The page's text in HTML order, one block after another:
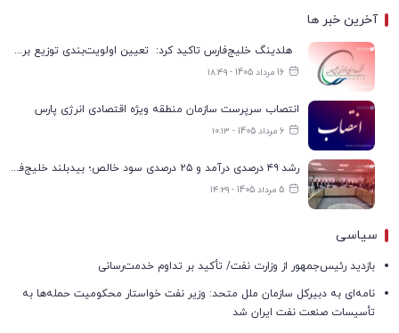
آخرین خبر ها
هلدینگ خلیج‌فارس تاکید کرد: تعیین اولویت‌بندی توزیع برق پتروشیمی‌ها، صرفا با شرکت ملی صنایع پتروشیمی ایران است
16 مرداد 1405 - ۱۸:۴۹
انتصاب سرپرست سازمان منطقه ویژه اقتصادی انرژی پارس
6 مرداد 1405 - ۱۰:۱۳
رشد ۴۹ درصدی درآمد و ۲۵ درصدی سود خالص؛ بیدبلند خلیج‌فارس سال ۱۴۰۴ را با رکوردهای جدید به پایان رساند
5 مرداد 1405 - ۱۴:۲۹
سیاسی
بازدید رئیس‌جمهور از وزارت نفت/ تأکید بر تداوم خدمت‌رسانی
نامه‌ای به دبیرکل سازمان ملل متحد: وزیر نفت خواستار محکومیت حمله‌ها به
تأسیسات صنعت نفت ایران شد